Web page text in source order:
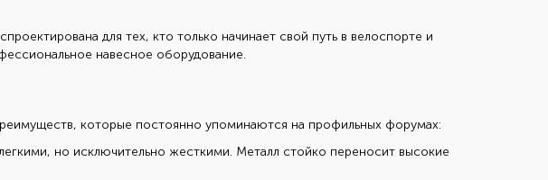
для тех, кто только начинает свой путь в велоспорте и
навесное оборудование.
которые постоянно упоминаются на профильных форумах:
но исключительно жесткими. Металл стойко переносит высокие